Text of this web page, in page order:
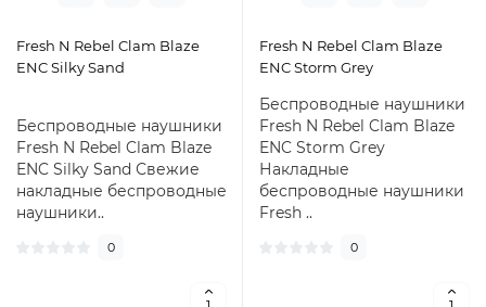
Fresh N Rebel Clam Blaze
ENC Silky Sand
Беспроводные наушники
Fresh N Rebel Clam Blaze
ENC Silky Sand Свежие
накладные беспроводные
наушники..
0
Fresh N Rebel Clam Blaze
ENC Storm Grey
Беспроводные наушники
Fresh N Rebel Clam Blaze
ENC Storm Grey
Накладные
беспроводные наушники
Fresh ..
0